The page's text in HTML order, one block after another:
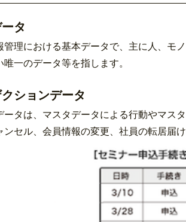
タ
管理における基本データで、主に人、モ
一のデータ等を指します。
クションデータ
ータは、マスタデータによる行動やマ
ンセル、会員情報の変更、社員の転居届